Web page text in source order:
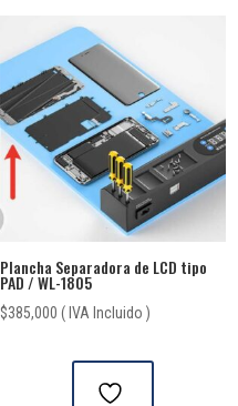
Plancha Separadora de LCD tipo
PAD / WL-1805
$385,000 ( IVA Incluido )